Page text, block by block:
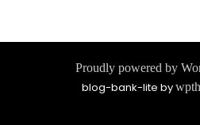
Proudly powered by
blog-bank-lite by